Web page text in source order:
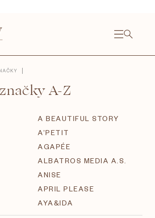
A-Z
A BEAUTIFUL STORY
A’PETIT
AGAPÉE
ALBATROS MEDIA A.S.
ANISE
APRIL PLEASE
AYA&IDA